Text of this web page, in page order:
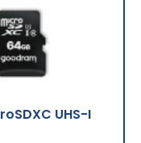
UHS-I